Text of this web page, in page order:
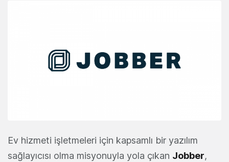
Ev hizmeti işletmeleri için kapsamlı bir yazılım
sağlayıcısı olma misyonuyla yola çıkan Jobber,